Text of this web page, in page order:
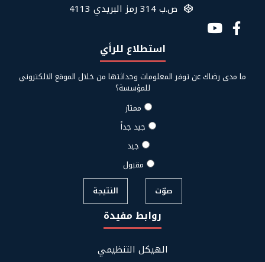
ص.ب 314 رمز البريدي 4113
Social
Media استطلاع للرأي
ما مدى رضاك عن توفر المعلومات وحداثتها من خلال الموقع الالكتروني
للمؤسسة؟
ممتاز
جيد جداً
جيد
مقبول
صوّت
النتيجة
روابط مفيدة
الهيكل التنظيمي